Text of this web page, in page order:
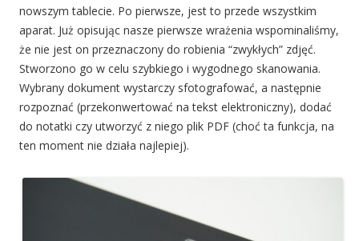
nowszym tablecie. Po pierwsze, jest to przede wszystkim
aparat. Już opisując nasze pierwsze wrażenia wspominaliśmy,
że nie jest on przeznaczony do robienia “zwykłych” zdjęć.
Stworzono go w celu szybkiego i wygodnego skanowania.
Wybrany dokument wystarczy sfotografować, a następnie
rozpoznać (przekonwertować na tekst elektroniczny), dodać
do notatki czy utworzyć z niego plik PDF (choć ta funkcja, na
ten moment nie działa najlepiej).